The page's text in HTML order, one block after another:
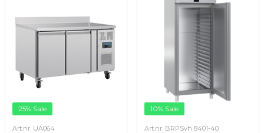
25% Sale
Art.nr. UA064
10% Sale
Art.nr. BRPSvh 8401-40